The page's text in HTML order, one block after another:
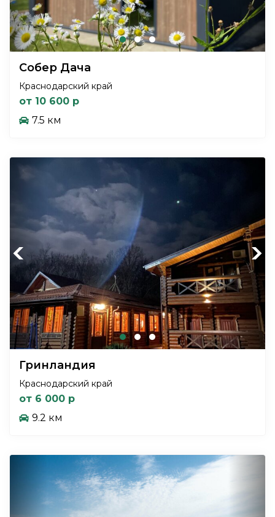
Собер Дача
Краснодарский край
от 10 600 р
7.5 км
Previous Next
Гринландия
Краснодарский край
от 6 000 р
9.2 км